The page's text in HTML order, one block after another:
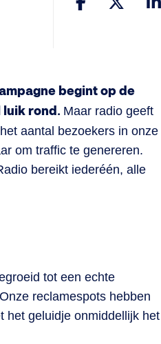
begint op de
luik rond. Maar radio geeft
aantal bezoekers in onze
om traffic te genereren.
bereikt iederéén, alle
tot een echte
reclamespots hebben
het geluidje onmiddellijk het